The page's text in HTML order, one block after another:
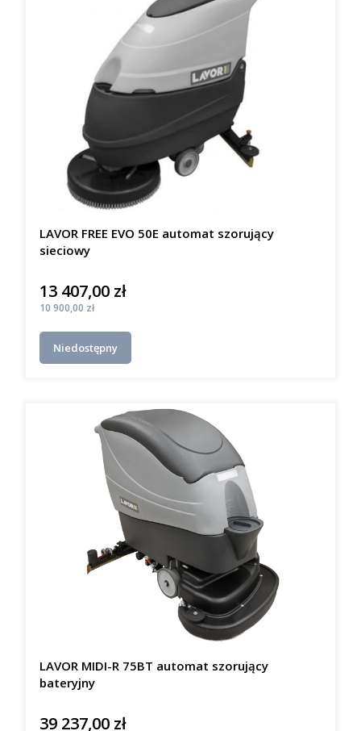
LAVOR FREE EVO 50E automat szorujący
sieciowy
Cena
13 407,00 zł
Cena
10 900,00 zł
Niedostępny
LAVOR MIDI-R 75BT automat szorujący
bateryjny
Cena
39 237,00 zł